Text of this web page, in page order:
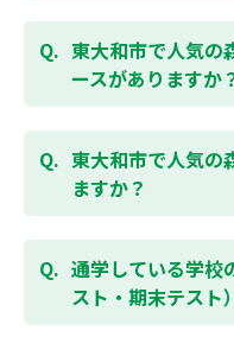
通常期には最大1ヶ
す。また、春休み、
間～5日間の無料体
可能です。個別指
東大和市で人気の
ースがありますか
個別指導塾 森塾で
スがあり、それぞれ
としたコースとな
英検®対策や、基礎
お問合わせください。
お問合わせはこちら
東大和市で人気の
ますか？
はい、1教科、週1
勉強できる習慣をつ
受講をおすすめし
ください。
通学している学校
スト・期末テスト